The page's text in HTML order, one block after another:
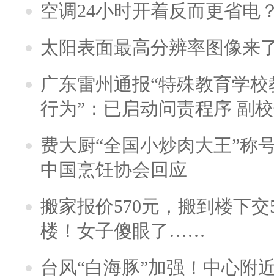
空调24小时开着反而更省电
太阳表面最高分辨率图像来
广东雷州通报“特殊教育学
行为”：已启动问责程序 副
费大厨“全国小炒肉大王”称
中国烹饪协会回应
搬家报价570元，搬到楼下
楼！女子傻眼了……
台风“白海豚”加强！中心附